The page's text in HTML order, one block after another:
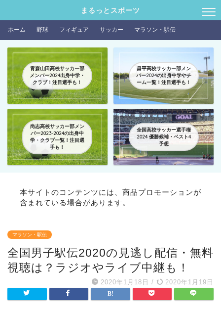
まるっとスポーツ
ホーム 野球 フィギュア サッカー マラソン・駅伝
青森山田高校サッカー部
メンバー2024出身中学・
クラブ！注目選手も！
昌平高校サッカー部メン
バー2024の出身中学やチ
ーム一覧！注目選手も！
尚志高校サッカー部メン
バー2023-2024の出身中
学・クラブ一覧！注目選
手も！
全国高校サッカー選手権
2024 優勝候補・ベスト4
予想
本サイトのコンテンツには、商品プロモーションが
含まれている場合があります。
マラソン・駅伝
全国男子駅伝2020の見逃し配信・無料
視聴は？ラジオやライブ中継も！
2020年1月18日 / 2020年1月19日